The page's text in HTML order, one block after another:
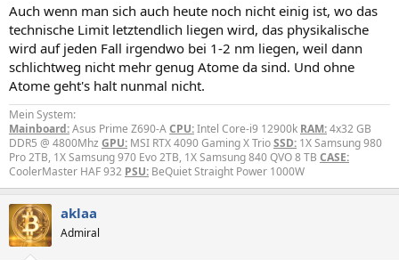
Auch wenn man sich auch heute noch nicht einig ist, wo das
technische Limit letztendlich liegen wird, das physikalische
wird auf jeden Fall irgendwo bei 1-2 nm liegen, weil dann
schlichtweg nicht mehr genug Atome da sind. Und ohne
Atome geht's halt nunmal nicht.
Mein System:
Mainboard:Asus Prime Z690-ACPU:Intel Core-i9 12900k RAM:4x32 GB
DDR5 @ 4800Mhz GPU: MSI RTX 4090 Gaming X TrioSSD: 1X Samsung 980
Pro 2TB, 1X Samsung 970 Evo 2TB, 1X Samsung 840 QVO 8 TB CASE:
CoolerMaster HAF 932 PSU: BeQuiet Straight Power 1000W
aklaa
Admiral